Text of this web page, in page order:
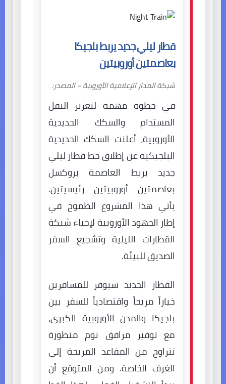
قطار ليلي جديد يربط بلجيكا
بعاصمتين أوروبيتين
شبكة المدار الإعلامية الأوروبية – المصدر:
في خطوة مهمة لتعزيز النقل
المستدام والسكك الحديدية
الأوروبية، أعلنت السكك الحديدية
البلجيكية عن إطلاق خط قطار ليلي
جديد يربط العاصمة بروكسل
بعاصمتين أوروبيتين رئيسيتين.
يأتي هذا المشروع الطموح في
إطار الجهود الأوروبية لإحياء شبكة
القطارات الليلية وتشجيع السفر
الصديق للبيئة.
القطار الجديد سيوفر للمسافرين
خياراً مريحاً واقتصادياً للسفر بين
بلجيكا والمدن الأوروبية الكبرى،
مع توفير مرافق نوم متطورة
تتراوح من المقاعد المريحة إلى
الغرف الخاصة. ومن المتوقع أن